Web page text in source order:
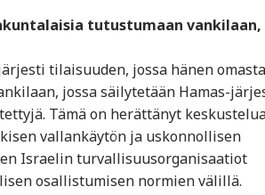
tutustumaan vankilaan,
tilaisuuden, jossa hänen omasta
jossa säilytetään Hamas-
Tämä on herättänyt
vallankäytön ja uskonnollisen
Israelin turvallisuusorganisaatiot
osallistumisen normien välillä.